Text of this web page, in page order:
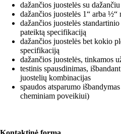
dažančios juostelės su
dažančios juostelės 1“ arba ½“
dažančios juostelės
pateiktą specifikaciją
dažančios juostelės bet kokio
specifikaciją
dažančios juostelės, tinkamos
testinis spausdinimas,
juostelių kombinacijas
spaudos atsparumo
cheminiam poveikiui)